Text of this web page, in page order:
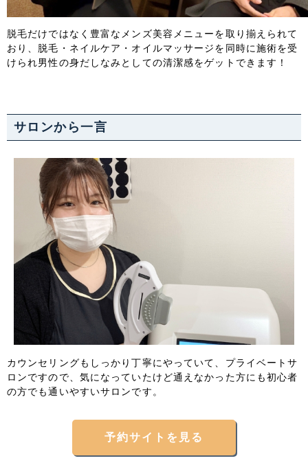
脱毛だけではなく豊富なメンズ美容メニューを取り揃えられて
おり、脱毛・ネイルケア・オイルマッサージを同時に施術を受
けられ男性の身だしなみとしての清潔感をゲットできます！
サロンから一言
カウンセリングもしっかり丁寧にやっていて、プライベートサ
ロンですので、気になっていたけど通えなかった方にも初心者
の方でも通いやすいサロンです。
予約サイトを見る